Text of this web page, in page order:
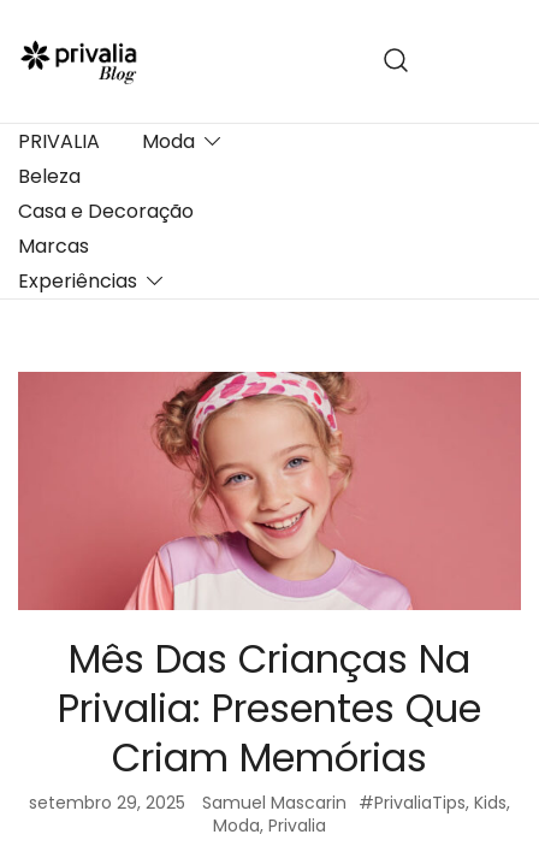
conteúdo
PRIVALIA
Moda
Beleza
Casa e Decoração
Marcas
Experiências
Mês Das Crianças Na
Privalia: Presentes Que
Criam Memórias
setembro 29, 2025 Samuel Mascarin #PrivaliaTips, Kids,
Moda, Privalia